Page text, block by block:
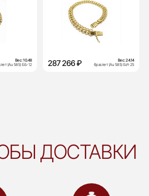
Вес:10.48
(Au 585) ББ-12
287 266 ₽ Вес:24.14
браслет (Au 585) БИ-25
ДОСТАВКИ